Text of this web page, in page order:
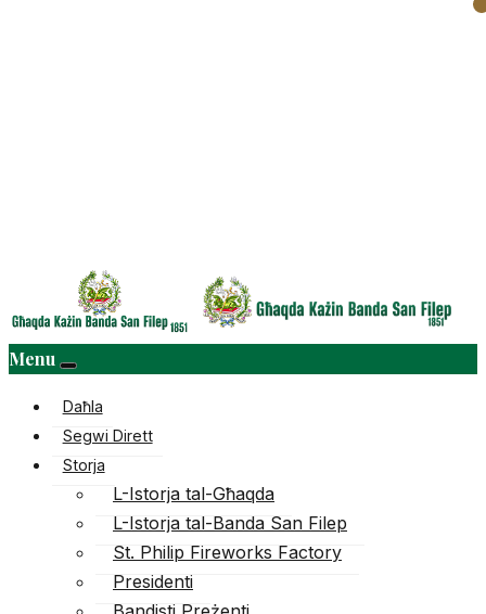
Menu
Daħla
Segwi Dirett
Storja
L-Istorja tal-Għaqda
L-Istorja tal-Banda San Filep
St. Philip Fireworks Factory
Presidenti